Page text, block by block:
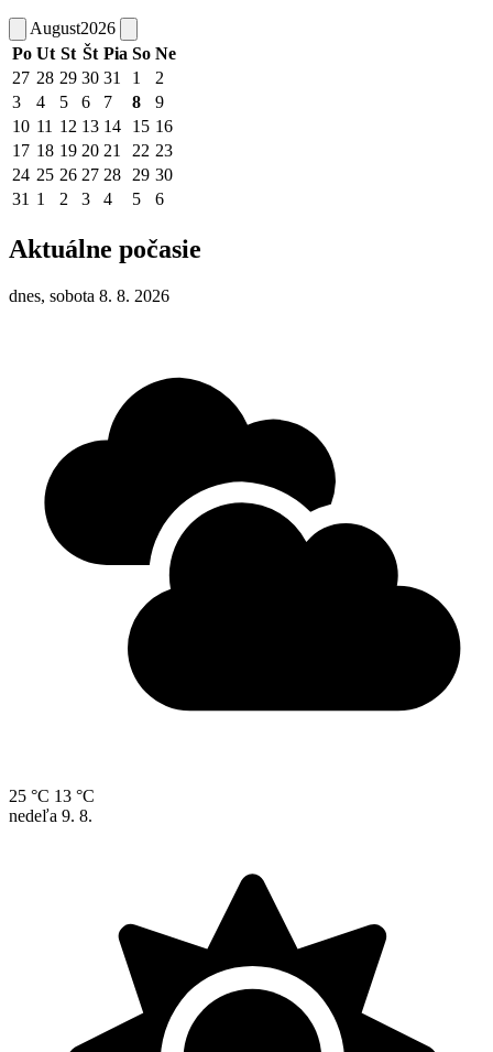
August2026
Po Ut St Št Pia So Ne
27 28 29 30 31 1
2
3
4 5 6 7 8
9
10 11 12 13 14 15 16
17 18 19 20 21 22 23
24 25 26 27 28 29 30
31 1 2 3 4 5 6
Aktuálne počasie
dnes, sobota 8. 8. 2026
25 °C 13 °C
nedeľa 9. 8.